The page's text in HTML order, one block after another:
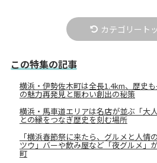
カテゴリート
この特集の記事
横浜・伊勢佐木町は全長1.4km、歴史
の魅力再発見と賑わい創出の秘策
横浜・馬車道エリアは名店が並ぶ「大
との縁をつなぎ歴史を刻む場所
「横浜春節祭に来たら、グルメと人情
ツウ」バーや飲み屋など「夜グルメ」
町